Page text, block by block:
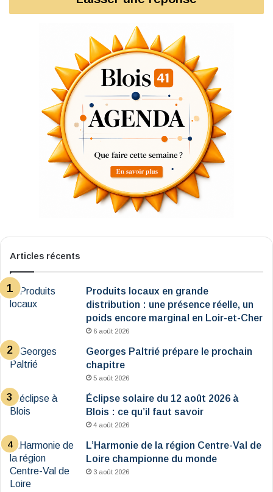
Articles récents
Produits locaux en grande
distribution : une présence réelle, un
poids encore marginal en Loir-et-Cher
6 août 2026
Georges Paltrié prépare le prochain
chapitre
5 août 2026
Éclipse solaire du 12 août 2026 à
Blois : ce qu’il faut savoir
4 août 2026
L’Harmonie de la région Centre-Val de
Loire championne du monde
3 août 2026